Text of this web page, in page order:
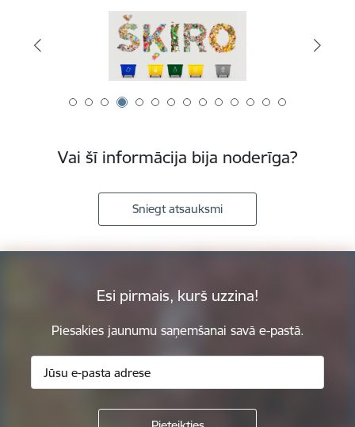
Vai šī informācija bija noderīga?
Sniegt atsauksmi
Esi pirmais, kurš uzzina!
Piesakies jaunumu saņemšanai savā e-pastā.